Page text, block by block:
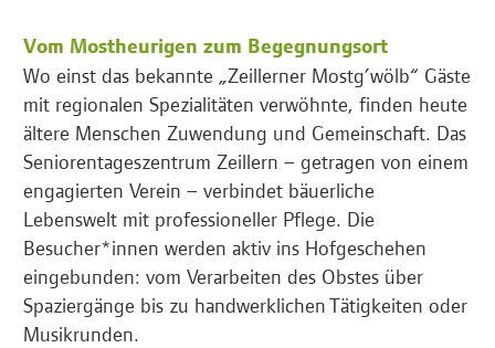
Vom Mostheurigen zum Begegnungsort
Wo einst das bekannte „Zeillerner Mostg’wölb“ Gäste
mit regionalen Spezialitäten verwöhnte, finden heute
ältere Menschen Zuwendung und Gemeinschaft. Das
Seniorentageszentrum Zeillern – getragen von einem
engagierten Verein – verbindet bäuerliche
Lebenswelt mit professioneller Pflege. Die
Besucher*innen werden aktiv ins Hofgeschehen
eingebunden: vom Verarbeiten des Obstes über
Spaziergänge bis zu handwerklichen Tätigkeiten oder
Musikrunden.